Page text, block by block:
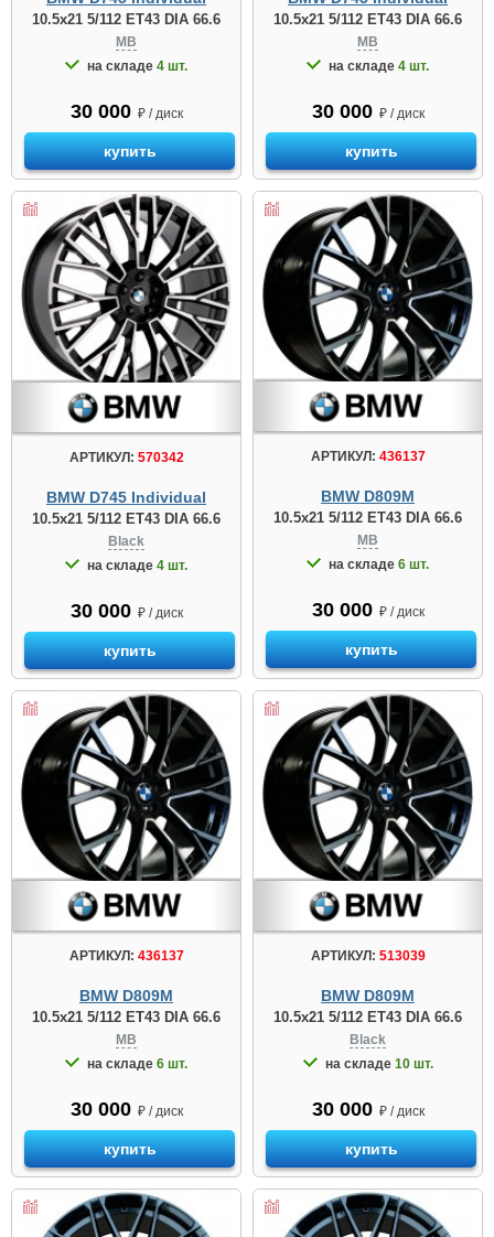
10.5x21 5/112 ET43 DIA 66.6
MB
на складе 4 шт.
30 000 ₽ / диск
купить
10.5x21 5/112 ET43 DIA 66.6
MB
на складе 4 шт.
30 000 ₽ / диск
купить
АРТИКУЛ: 570342
BMW D745 Individual
10.5x21 5/112 ET43 DIA 66.6
Black
на складе 4 шт.
30 000 ₽ / диск
купить
АРТИКУЛ: 436137
BMW D809М
10.5x21 5/112 ET43 DIA 66.6
MB
на складе 6 шт.
30 000 ₽ / диск
купить
АРТИКУЛ: 436137
BMW D809М
10.5x21 5/112 ET43 DIA 66.6
MB
на складе 6 шт.
30 000 ₽ / диск
купить
АРТИКУЛ: 513039
BMW D809М
10.5x21 5/112 ET43 DIA 66.6
Black
на складе 10 шт.
30 000 ₽ / диск
купить